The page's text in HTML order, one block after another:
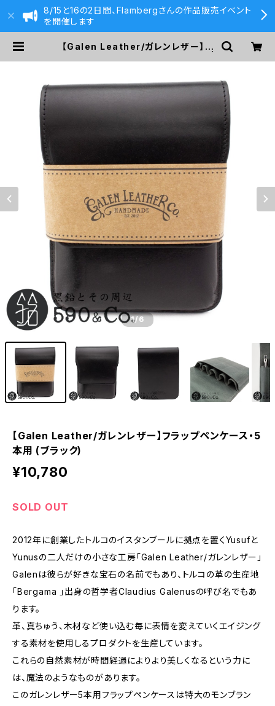
8/15と16の2日間、Flambergさんの作品販売イベント
を開催します
【Galen Leather/ガレンレザー】フ
1/6
【Galen Leather/ガレンレザー】フラップペンケース・5
本用 (ブラック)
¥10,780
SOLD OUT
2012年に創業したトルコのイスタンブールに拠点を置くYusufと
Yunusの二人だけの小さな工房「Galen Leather/ガレンレザー」
Galenは彼らが好きな宝石の名前でもあり、トルコの革の生産地
「Bergama 」出身の哲学者Claudius Galenusの呼び名でもあ
ります。
革、真ちゅう、木材など使い込む毎に表情を変えていくエイジング
する素材を使用しるプロダクトを生産しています。
これらの自然素材が時間経過によりより美しくなるという力に
は、魔法のようなものがあります。
このガレンレザー5本用フラップペンケースは特大のモンブラン